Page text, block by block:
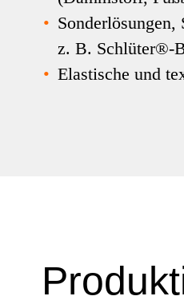
• Sonderlösungen,
z. B. Schlüter®-
• Elastische und